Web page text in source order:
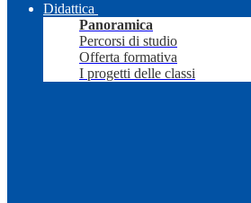
Didattica
Panoramica
Percorsi di studio
Offerta formativa
I progetti delle classi